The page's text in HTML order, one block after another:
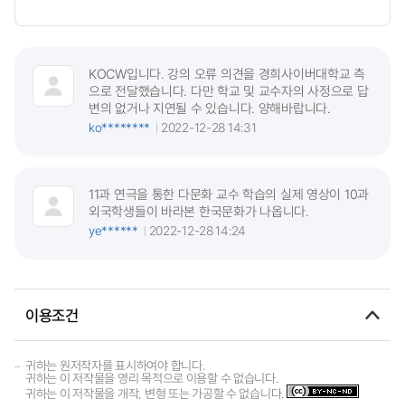
KOCW입니다. 강의 오류 의견을 경희사이버대학교 측
으로 전달했습니다. 다만 학교 및 교수자의 사정으로 답
변의 없거나 지연될 수 있습니다. 양해바랍니다.
ko********
2022-12-28 14:31
11과 연극을 통한 다문화 교수 학습의 실제 영상이 10과
외국학생들이 바라본 한국문화가 나옵니다.
ye******
2022-12-28 14:24
이용조건
귀하는 원저작자를 표시하여야 합니다.
귀하는 이 저작물을 영리 목적으로 이용할 수 없습니다.
귀하는 이 저작물을 개작, 변형 또는 가공할 수 없습니다.